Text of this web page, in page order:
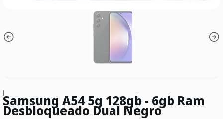
|Samsung A54 5g 128gb - 6gb Ram
Desbloqueado Dual Negro